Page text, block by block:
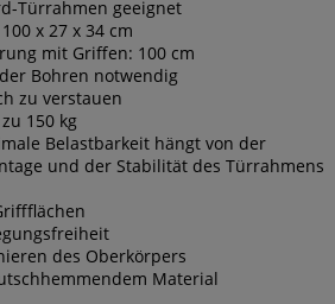
Türrahmen geeignet
x 27 x 34 cm
mit Griffen: 100 cm
Bohren notwendig
zu verstauen
150 kg
Belastbarkeit hängt von der
und der Stabilität des Türrahmens
des Oberkörpers
Material